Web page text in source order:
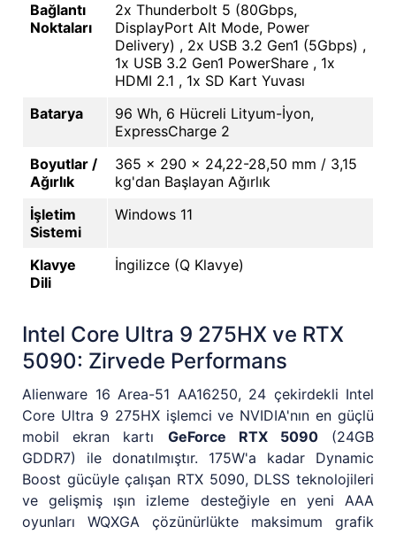
Bağlantı
Noktaları
2x Thunderbolt 5 (80Gbps,
DisplayPort Alt Mode, Power
Delivery) , 2x USB 3.2 Gen1 (5Gbps) ,
1x USB 3.2 Gen1 PowerShare , 1x
HDMI 2.1 , 1x SD Kart Yuvası
Batarya
96 Wh, 6 Hücreli Lityum-İyon,
ExpressCharge 2
Boyutlar /
Ağırlık
365 x 290 x 24,22-28,50 mm / 3,15
kg'dan Başlayan Ağırlık
İşletim
Sistemi
Windows 11
Klavye
Dili
İngilizce (Q Klavye)
Intel Core Ultra 9 275HX ve RTX
5090: Zirvede Performans
Alienware 16 Area-51 AA16250, 24 çekirdekli Intel
Core Ultra 9 275HX işlemci ve NVIDIA'nın en güçlü
mobil ekran kartı GeForce RTX 5090(24GB
GDDR7) ile donatılmıştır. 175W'a kadar Dynamic
Boost gücüyle çalışan RTX 5090, DLSS teknolojileri
ve gelişmiş ışın izleme desteğiyle en yeni AAA
oyunları WQXGA çözünürlükte maksimum grafik